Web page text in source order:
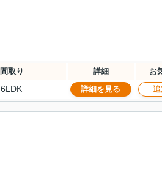
間取り 詳細 お
6LDK 詳細を見る